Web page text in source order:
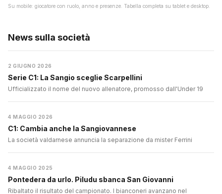
Su mobile: giocatore con ruolo, anno e presenze. Tabella completa su tablet e desktop.
News sulla società
2 GIUGNO 2026
Serie C1: La Sangio sceglie Scarpellini
Ufficializzato il nome del nuovo allenatore, promosso dall'Under 19
4 MAGGIO 2026
C1: Cambia anche la Sangiovannese
La società valdarnese annuncia la separazione da mister Ferrini
4 MAGGIO 2025
Pontedera da urlo. Piludu sbanca San Giovanni
Ribaltato il risultato del campionato. I bianconeri avanzano nel